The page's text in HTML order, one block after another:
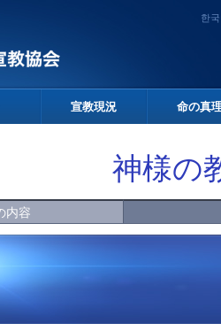
한국
宣教現況 命の真
神様の
内容